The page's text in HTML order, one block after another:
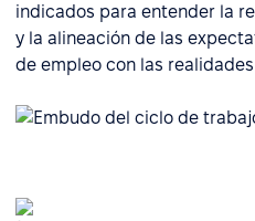
indicados para entender la
y la alineación de las
de empleo con las